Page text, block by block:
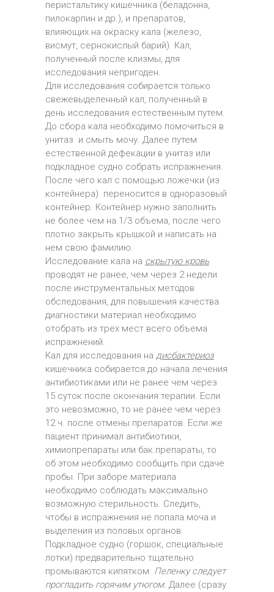
перистальтику кишечника (беладонна,
пилокарпин и др.), и препаратов,
влияющих на окраску кала (железо,
висмут, сернокислый барий). Кал,
полученный после клизмы, для
исследования непригоден.
Для исследования собирается только
свежевыделенный кал, полученный в
день исследования естественным путем.
До сбора кала необходимо помочиться в
унитаз и смыть мочу. Далее путем
естественной дефекации в унитаз или
подкладное судно собрать испражнения.
После чего кал с помощью ложечки (из
контейнера) переносится в одноразовый
контейнер. Контейнер нужно заполнить
не более чем на 1/3 объема, после чего
плотно закрыть крышкой и написать на
нем свою фамилию.
Исследование кала на скрытую кровь
проводят не ранее, чем через 2 недели
после инструментальных методов
обследования, для повышения качества
диагностики материал необходимо
отобрать из трех мест всего объема
испражнений.
Кал для исследования на дисбактериоз
кишечника собирается до начала лечения
антибиотиками или не ранее чем через
15 суток после окончания терапии. Если
это невозможно, то не ранее чем через
12 ч. после отмены препаратов. Если же
пациент принимал антибиотики,
химиопрепараты или бак.препараты, то
об этом необходимо сообщить при сдаче
пробы. При заборе материала
необходимо соблюдать максимально
возможную стерильность. Следить,
чтобы в испражнения не попала моча и
выделения из половых органов.
Подкладное судно (горшок, специальные
лотки) предварительно тщательно
промываются кипятком. Пеленку следует
прогладить горячим утюгом. Далее (сразу